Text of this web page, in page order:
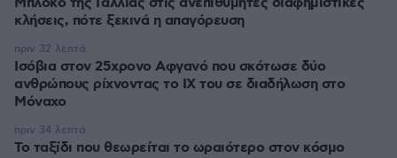
κλήσεις, πότε ξεκινά η απαγόρευση
Ισόβια στον 25χρονο Αφγανό που σκότωσε δύο
ανθρώπους ρίχνοντας το ΙΧ του σε διαδήλωση στο
Μόναχο
πριν 32 λεπτά
Το ταξίδι που θεωρείται το ωραιότερο στον κόσμο
πριν 34 λεπτά